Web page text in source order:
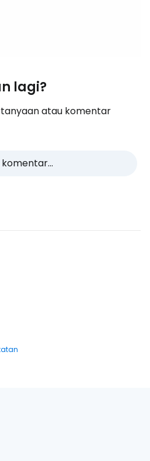
lagi?
atau komentar